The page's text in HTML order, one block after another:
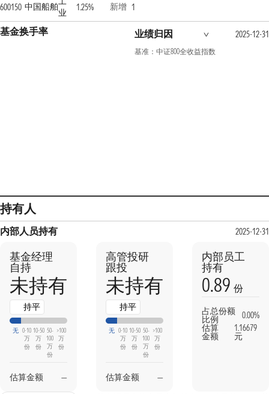
600150 中国船舶
业
1.25% 新增 1
基金换手率 业绩归因 2025-12-31
基准：中证800全收益指数
持有人
内部人员持有 2025-12-31
基金经理
自持
未持有
持平
无 0-10
万
份
10-50
万
份
50-
100
万
份
>100
万
份
估算金额 —
高管投研
跟投
未持有
持平
无 0-10
万
份
10-50
万
份
50-
100
万
份
>100
万
份
估算金额 —
内部员工
持有
0.89 份
占总份额
比例
0.00%
估算
金额
1.16679
元